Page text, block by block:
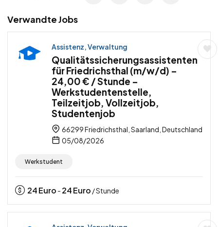
Verwandte Jobs
Assistenz, Verwaltung
Qualitätssicherungsassistenten
für Friedrichsthal (m/w/d) –
24,00 € / Stunde –
Werkstudentenstelle,
Teilzeitjob, Vollzeitjob,
Studentenjob
66299 Friedrichsthal, Saarland, Deutschland
05/08/2026
Werkstudent
24Euro - 24Euro / Stunde